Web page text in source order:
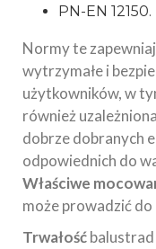
PN-EN 12150.
Normy te
wytrzymałe i
użytkowników, w
również
dobrze dobranych
odpowiednich do
Właściwe
może prowadzić
Trwałośćbalustrad